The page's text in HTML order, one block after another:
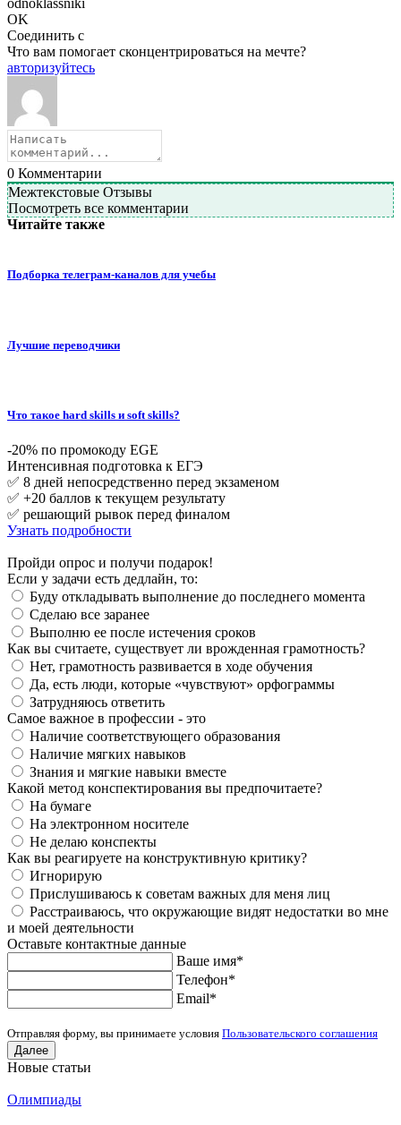
odnoklassniki
OK
Соединить с
Что вам помогает сконцентрироваться на мечте?
авторизуйтесь
0 Комментарии
Межтекстовые Отзывы
Посмотреть все комментарии
Читайте также
Подборка телеграм-каналов для учебы
Лучшие переводчики
Что такое hard skills и soft skills?
-20% по промокоду EGE
Интенсивная подготовка к ЕГЭ
✅ 8 дней непосредственно перед экзаменом
✅ +20 баллов к текущем результату
✅ решающий рывок перед финалом
Узнать подробности
Пройди опрос и получи подарок!
Если у задачи есть дедлайн, то:
Буду откладывать выполнение до последнего момента
Сделаю все заранее
Выполню ее после истечения сроков
Как вы считаете, существует ли врожденная грамотность?
Нет, грамотность развивается в ходе обучения
Да, есть люди, которые «чувствуют» орфограммы
Затрудняюсь ответить
Самое важное в профессии - это
Наличие соответствующего образования
Наличие мягких навыков
Знания и мягкие навыки вместе
Какой метод конспектирования вы предпочитаете?
На бумаге
На электронном носителе
Не делаю конспекты
Как вы реагируете на конструктивную критику?
Игнорирую
Прислушиваюсь к советам важных для меня лиц
Расстраиваюсь, что окружающие видят недостатки во мне
и моей деятельности
Оставьте контактные данные
Ваше имя*
Телефон*
Еmail*
Отправляя форму, вы принимаете условия Пользовательского соглашения
Далее
Новые статьи
Олимпиады